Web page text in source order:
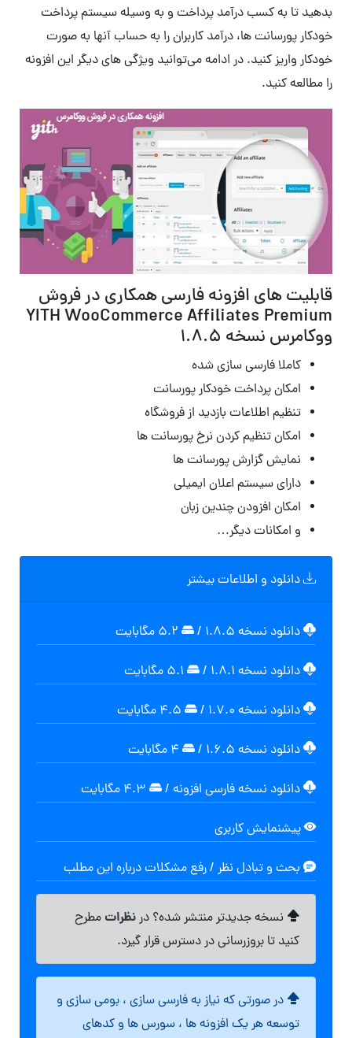
بدهید تا به کسب درآمد پرداخت و به وسیله سیستم پرداخت
خودکار پورسانت ها، درآمد کاربران را به حساب آنها به صورت
خودکار واریز کنید. در ادامه می‌توانید ویژگی های دیگر این افزونه
را مطالعه کنید.
قابلیت های افزونه فارسی همکاری در فروش
YITH WooCommerce Affiliates Premium
ووکامرس نسخه ۱.۸.۵
کاملا فارسی سازی شده
امکان پرداخت خودکار پورسانت
تنظیم اطلاعات بازدید از فروشگاه
امکان تنظیم کردن نرخ پورسانت ها
نمایش گزارش پورسانت ها
دارای سیستم اعلان ایمیلی
امکان افزودن چندین زبان
و امکانات دیگر…
دانلود و اطلاعات بیشتر
دانلود نسخه ۱.۸.۵ /
دانلود نسخه ۱.۸.۱ /
دانلود نسخه ۱.۷.۰ /
دانلود نسخه ۱.۶.۵ /
دانلود نسخه فارسی افزونه /
پیشنمایش کاربری
بحث و تبادل نظر / رفع مشکلات درباره این مطلب
نسخه جدیدتر منتشر شده؟ درنظراتمطرح
کنید تا بروزرسانی در دسترس قرار گیرد.
در صورتی که نیاز به فارسی سازی ، بومی سازی و
توسعه هر یک افزونه ها ، سورس ها و کدهای